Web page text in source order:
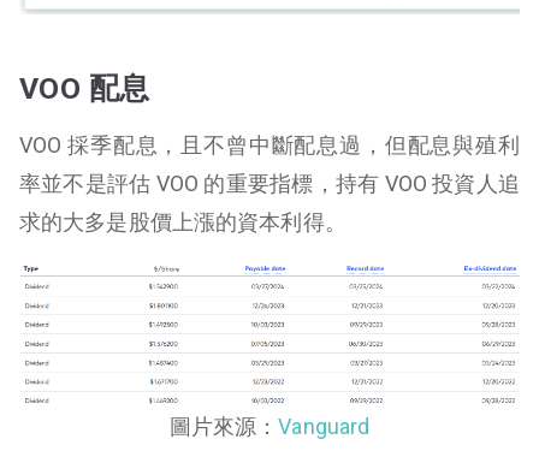
VOO 配息
VOO 採季配息，且不曾中斷配息過，但配息與殖利
率並不是評估 VOO 的重要指標，持有 VOO 投資人追
求的大多是股價上漲的資本利得。
圖片來源：Vanguard